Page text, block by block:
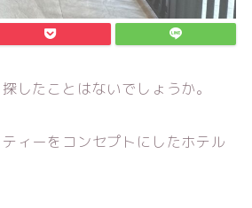
したことはないでしょうか。
ィーをコンセプトにしたホテル